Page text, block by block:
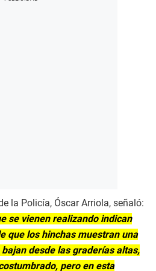
la Policía, Óscar Arriola, señaló:
se vienen realizando indican
que los hinchas muestran una
desde las graderías altas,
pero en esta